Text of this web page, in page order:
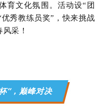
育文化氛围。活动设“团
优秀教练员奖”，快来挑战
采！
”，巅峰对决